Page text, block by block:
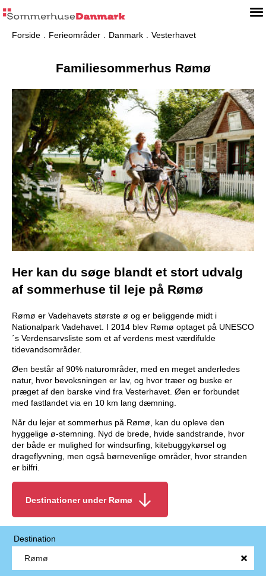
Forside Ferieområder Danmark Vesterhavet
Familiesommerhus Rømø
Her kan du søge blandt et stort udvalg
af sommerhuse til leje på Rømø
Rømø er Vadehavets største ø og er beliggende midt i
Nationalpark Vadehavet. I 2014 blev Rømø optaget på UNESCO
´s Verdensarvsliste som et af verdens mest værdifulde
tidevandsområder.
Øen består af 90% naturområder, med en meget anderledes
natur, hvor bevoksningen er lav, og hvor træer og buske er
præget af den barske vind fra Vesterhavet. Øen er forbundet
med fastlandet via en 10 km lang dæmning.
Når du lejer et sommerhus på Rømø, kan du opleve den
hyggelige ø-stemning. Nyd de brede, hvide sandstrande, hvor
der både er mulighed for windsurfing, kitebuggykørsel og
drageflyvning, men også børnevenlige områder, hvor stranden
er bilfri.
Destinationer under Rømø
Destination